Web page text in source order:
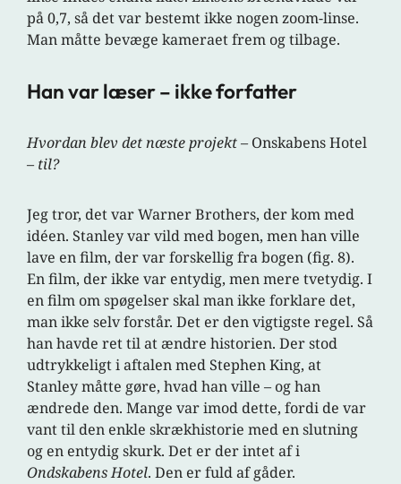
på 0,7, så det var bestemt ikke nogen zoom-linse.
Man måtte bevæge kameraet frem og tilbage.
Han var læser – ikke forfatter
Hvordan blev det næste projekt –Onskabens Hotel
– til?
Jeg tror, det var Warner Brothers, der kom med
idéen. Stanley var vild med bogen, men han ville
lave en film, der var forskellig fra bogen (fig. 8).
En film, der ikke var entydig, men mere tvetydig. I
en film om spøgelser skal man ikke forklare det,
man ikke selv forstår. Det er den vigtigste regel. Så
han havde ret til at ændre historien. Der stod
udtrykkeligt i aftalen med Stephen King, at
Stanley måtte gøre, hvad han ville – og han
ændrede den. Mange var imod dette, fordi de var
vant til den enkle skrækhistorie med en slutning
og en entydig skurk. Det er der intet af i
Ondskabens Hotel. Den er fuld af gåder.